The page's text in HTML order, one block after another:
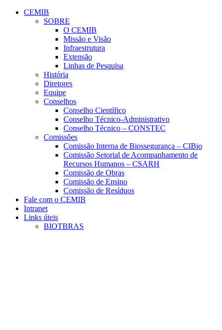
Conteúdo principal
CEMIB
SOBRE
O CEMIB
Missão e Visão
Infraestrutura
Extensão
Linhas de Pesquisa
História
Diretores
Equipe
Conselhos
Conselho Científico
Conselho Técnico-Administrativo
Conselho Técnico – CONSTEC
Comissões
Comissão Interna de Biossegurança – CIBio
Comissão Setorial de Acompanhamento de
Recursos Humanos – CSARH
Comissão de Obras
Comissão de Ensino
Comissão de Resíduos
Fale com o CEMIB
Intranet
Links úteis
BIOTBRAS